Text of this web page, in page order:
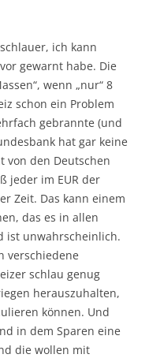
ich kann
gewarnt habe. Die
wenn „nur“ 8
schon ein Problem
gebrannte (und
hat gar keine
von den Deutschen
jeder im EUR der
Zeit. Das kann einem
das es in allen
ist unwahrscheinlich.
verschiedene
schlau genug
herauszuhalten,
können. Und
in dem Sparen eine
die wollen mit